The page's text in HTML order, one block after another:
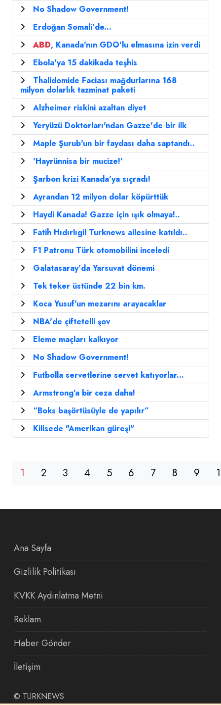
No Shadow Government!
Erdoğan Somali'de...
ABD, Kanada'nın GDO'lu elmasına izin verdi
Ebola'ya 15 dakikada teşhis
Thalidomide Faciası mağdurlarına 168
milyon dolarlık tazminat paketi
Alzheimer riskini azaltan diyet
Yeryüzü Doktorları'ndan Gazze'de bir ilk
Maple Şurub'un bir faydası daha saptandı..
'Hayrünnisa bir mucize!'
Şarbon krizi Kanada'ya sıçradı!
Ayrandan 12 milyon dolar köpürttük
Haydi Kanada! Gazze için ışık olmaya!..
Fatih Hıdırlıgil Turknews ailesine katıldı..
F1 Patronu Türk otomobilini inceledi
Galatasaray'da Yarsuvat dönemi
Tek teker üstünde 22 bin km.
Koca Yusuf'un mezarını arayacaklar
NBA'de çiftetelli şov
Eleme maçları kalkıyor
No Shadow Government!
Futbolla servetlerine servet katıyorlar...
Armstrong'a bir ceza daha!
“Boks başörtüsüyle de yapılır”
Kilisede "Amerikan güreşi"
1 2 3 4 5 6 7 8 9
Ana Sayfa
Gizlilik Politikası
KVKK Aydınlatma Metni
Reklam
Haber Gönder
İletişim
© TURKNEWS